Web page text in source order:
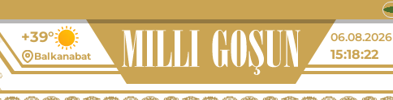
+39°
Balkanabat
06.08.2026
15:18:23